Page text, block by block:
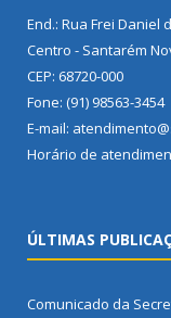
End.: Rua Frei Daniel
Centro - Santarém
CEP: 68720-000
Fone: (91) 98563-3454
E-mail:
Horário de
ÚLTIMAS
Comunicado da